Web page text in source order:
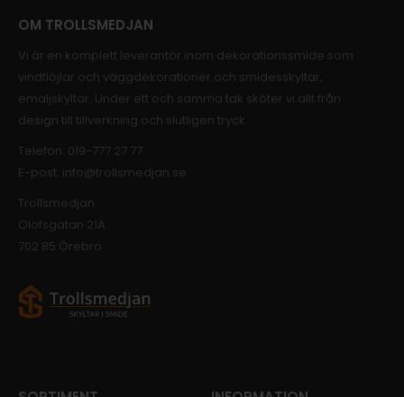
OM TROLLSMEDJAN
Vi är en komplett leverantör inom dekorationssmide som
vindflöjlar och väggdekorationer och smidesskyltar,
emaljskyltar. Under ett och samma tak sköter vi allt från
design till tillverkning och slutligen tryck.
Telefon: 019-777 27 77
E-post: info@trollsmedjan.se
Trollsmedjan
Olofsgatan 21A
702 85 Örebro